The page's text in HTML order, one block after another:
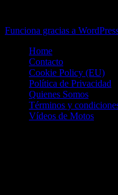
Funciona gracias a
Home
Contacto
Cookie Policy (EU)
Política de Privacidad
Quienes Somos
Términos y
Vídeos de Motos